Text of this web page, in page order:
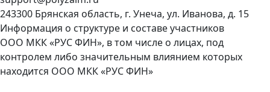
243300 Брянская область, г. Унеча, ул. Иванова, д. 15
Информация о структуре и составе участников
ООО МКК «РУС ФИН», в том числе о лицах, под
контролем либо значительным влиянием которых
находится ООО МКК «РУС ФИН»